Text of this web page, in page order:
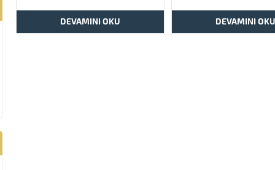
DEVAMINI OKU DEVAMINI OKU